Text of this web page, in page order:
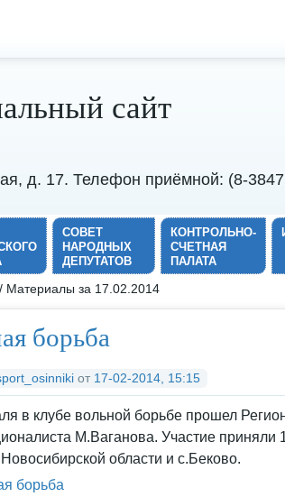
сайт
д. 17. Телефон приёмной: (8-
СОВЕТ
НАРОДНЫХ
ДЕПУТАТОВ
КОНТРОЛЬНО-
СЧЕТНАЯ
ПАЛАТА
/ Материалы за 17.02.2014
борьба
от 17-02-2014, 15:15
в клубе вольной борьбе прошел
М.Ваганова. Участие приняли
области и с.Беково.